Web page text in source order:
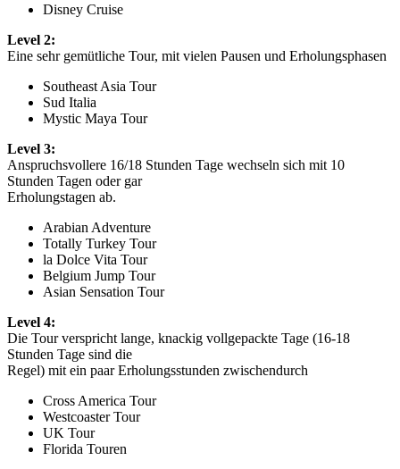
Disney Cruise
Level 2:
Eine sehr gemütliche Tour, mit vielen Pausen und Erholungsphasen
Southeast Asia Tour
Sud Italia
Mystic Maya Tour
Level 3:
Anspruchsvollere 16/18 Stunden Tage wechseln sich mit 10
Stunden Tagen oder gar
Erholungstagen ab.
Arabian Adventure
Totally Turkey Tour
la Dolce Vita Tour
Belgium Jump Tour
Asian Sensation Tour
Level 4:
Die Tour verspricht lange, knackig vollgepackte Tage (16-18
Stunden Tage sind die
Regel) mit ein paar Erholungsstunden zwischendurch
Cross America Tour
Westcoaster Tour
UK Tour
Florida Touren